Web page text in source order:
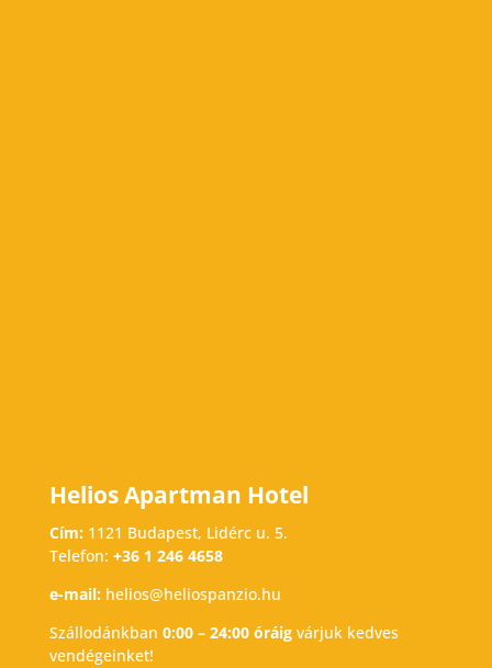
Helios Apartman Hotel
Cím:1121 Budapest, Lidérc u. 5.
Telefon: +36 1 246 4658
e-mail:helios@heliospanzio.hu
Szállodánkban 0:00 – 24:00 óráigvárjuk kedves
vendégeinket!